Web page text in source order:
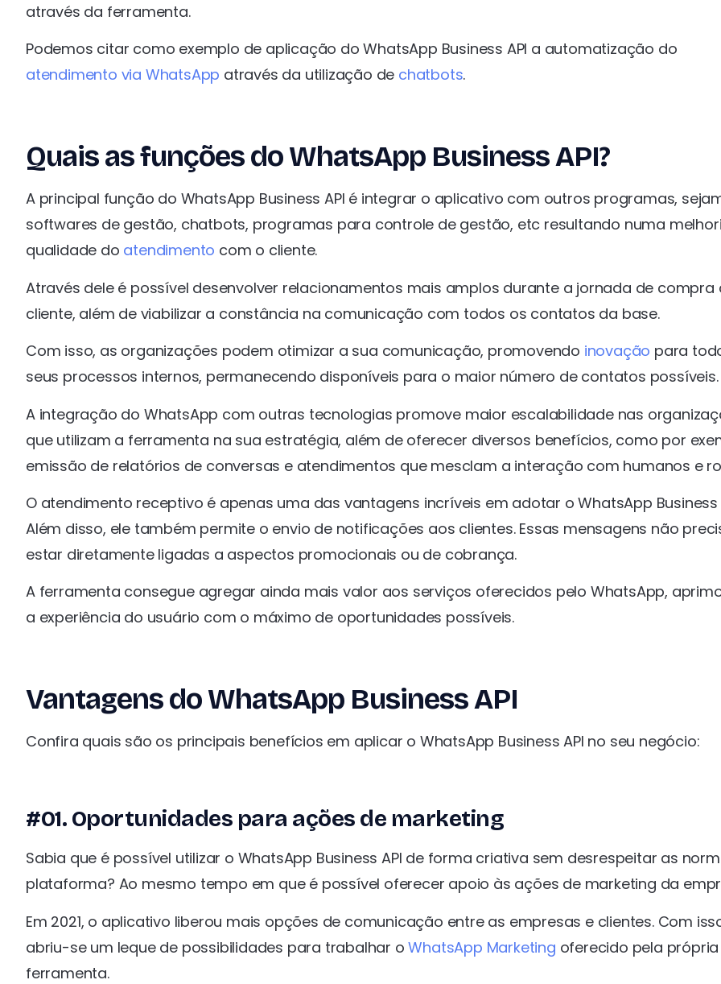
através da ferramenta.
Podemos citar como exemplo de aplicação do WhatsApp Business API a automatização do
atendimento via WhatsApp através da utilização de chatbots.
Quais as funções do WhatsApp Business API?
A principal função do WhatsApp Business API é integrar o aplicativo com outros programas,
softwares de gestão, chatbots, programas para controle de gestão, etc resultando numa
qualidade do atendimento com o cliente.
Através dele é possível desenvolver relacionamentos mais amplos durante a jornada de compra
cliente, além de viabilizar a constância na comunicação com todos os contatos da base.
Com isso, as organizações podem otimizar a sua comunicação, promovendo inovação para
seus processos internos, permanecendo disponíveis para o maior número de contatos possíveis.
A integração do WhatsApp com outras tecnologias promove maior escalabilidade nas
que utilizam a ferramenta na sua estratégia, além de oferecer diversos benefícios, como por
emissão de relatórios de conversas e atendimentos que mesclam a interação com humanos e
O atendimento receptivo é apenas uma das vantagens incríveis em adotar o WhatsApp Business
Além disso, ele também permite o envio de notificações aos clientes. Essas mensagens não
estar diretamente ligadas a aspectos promocionais ou de cobrança.
A ferramenta consegue agregar ainda mais valor aos serviços oferecidos pelo WhatsApp,
a experiência do usuário com o máximo de oportunidades possíveis.
Vantagens do WhatsApp Business API
Confira quais são os principais benefícios em aplicar o WhatsApp Business API no seu negócio:
#01. Oportunidades para ações de marketing
Sabia que é possível utilizar o WhatsApp Business API de forma criativa sem desrespeitar as
plataforma? Ao mesmo tempo em que é possível oferecer apoio às ações de marketing da
Em 2021, o aplicativo liberou mais opções de comunicação entre as empresas e clientes. Com
abriu-se um leque de possibilidades para trabalhar oWhatsApp Marketing oferecido pela própria
ferramenta.